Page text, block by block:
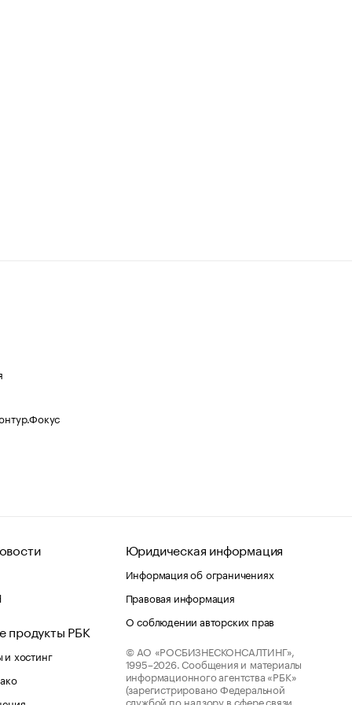
продукты РБК
хостинг
Юридическая информация
Информация об ограничениях
Правовая информация
О соблюдении авторских прав
© АО «РОСБИЗНЕСКОНСАЛТИНГ»,
1995–2026. Сообщения и материалы
информационного агентства «РБК»
(зарегистрировано Федеральной
службой по надзору в сфере связи,